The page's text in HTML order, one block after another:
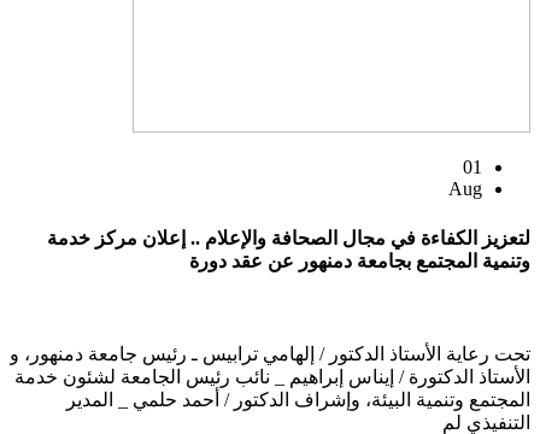
01
Aug
لتعزيز الكفاءة في مجال الصحافة والإعلام .. إعلان مركز خدمة
وتنمية المجتمع بجامعة دمنهور عن عقد دورة
تحت رعاية الأستاذ الدكتور / إلهامي ترابيس ـ رئيس جامعة دمنهور، و
الأستاذ الدكتورة / إيناس إبراهيم _ نائب رئيس الجامعة لشئون خدمة
المجتمع وتنمية البيئة، وإشراف الدكتور / أحمد حلمي _ المدير
التنفيذي لم